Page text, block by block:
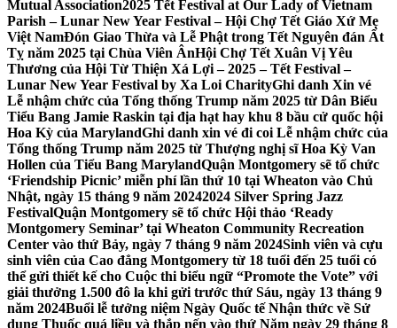
Mutual Association2025 Tết Festival at Our Lady of Vietnam
Parish – Lunar New Year Festival – Hội Chợ Tết Giáo Xứ Mẹ
Việt NamĐón Giao Thừa và Lễ Phật trong Tết Nguyên đán Ất
Tỵ năm 2025 tại Chùa Viên ÂnHội Chợ Tết Xuân Vị Yêu
Thương của Hội Từ Thiện Xá Lợi – 2025 – Tết Festival –
Lunar New Year Festival by Xa Loi CharityGhi danh Xin vé
Lễ nhậm chức của Tổng thống Trump năm 2025 từ Dân Biểu
Tiểu Bang Jamie Raskin tại địa hạt hay khu 8 bầu cử quốc hội
Hoa Kỳ của MarylandGhi danh xin vé đi coi Lễ nhậm chức của
Tổng thống Trump năm 2025 từ Thượng nghị sĩ Hoa Kỳ Van
Hollen của Tiểu Bang MarylandQuận Montgomery sẽ tổ chức
‘Friendship Picnic’ miễn phí lần thứ 10 tại Wheaton vào Chủ
Nhật, ngày 15 tháng 9 năm 20242024 Silver Spring Jazz
FestivalQuận Montgomery sẽ tổ chức Hội thảo ‘Ready
Montgomery Seminar’ tại Wheaton Community Recreation
Center vào thứ Bảy, ngày 7 tháng 9 năm 2024Sinh viên và cựu
sinh viên của Cao đẳng Montgomery từ 18 tuổi đến 25 tuổi có
thể gửi thiết kế cho Cuộc thi biểu ngữ “Promote the Vote” với
giải thưởng 1.500 đô la khi gửi trước thứ Sáu, ngày 13 tháng 9
năm 2024Buổi lễ tưởng niệm Ngày Quốc tế Nhận thức về Sử
dụng Thuốc quá liều và thắp nến vào thứ Năm ngày 29 tháng 8